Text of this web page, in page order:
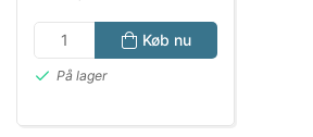
Køb nu
På lager